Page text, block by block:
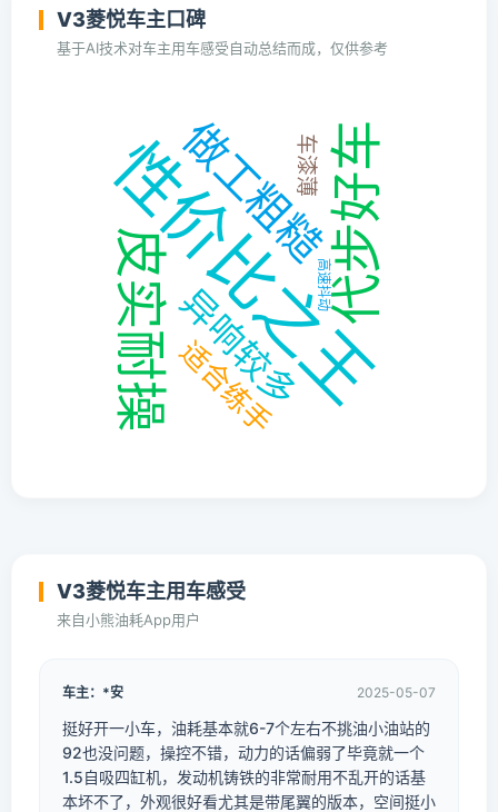
V3菱悦车主口碑
基于AI技术对车主用车感受自动总结而成，仅供参考
V3菱悦车主用车感受
来自小熊油耗App用户
车主：*安 2025-05-07
挺好开一小车，油耗基本就6-7个左右不挑油小油站的
92也没问题，操控不错，动力的话偏弱了毕竟就一个
1.5自吸四缸机，发动机铸铁的非常耐用不乱开的话基
本坏不了，外观很好看尤其是带尾翼的版本，空间挺小